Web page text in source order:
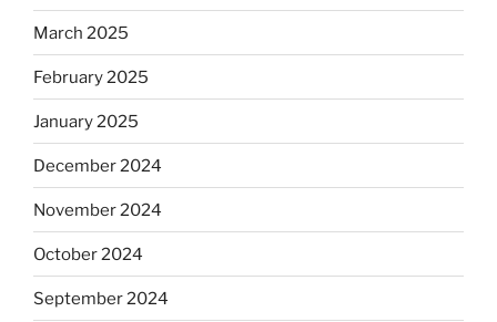
March 2025
February 2025
January 2025
December 2024
November 2024
October 2024
September 2024